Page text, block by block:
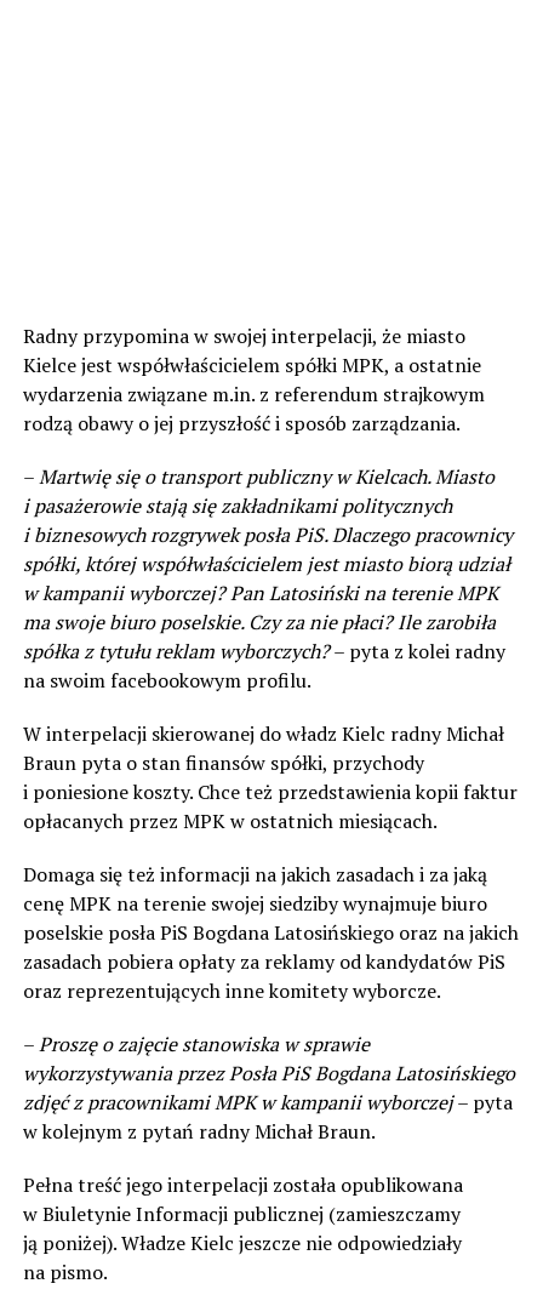
Radny przypomina w swojej interpelacji, że miasto
Kielce jest współwłaścicielem spółki MPK, a ostatnie
wydarzenia związane m.in. z referendum strajkowym
rodzą obawy o jej przyszłość i sposób zarządzania.
–Martwię się o transport publiczny w Kielcach. Miasto
i pasażerowie stają się zakładnikami politycznych
i biznesowych rozgrywek posła PiS. Dlaczego pracownicy
spółki, której współwłaścicielem jest miasto biorą udział
w kampanii wyborczej? Pan Latosiński na terenie MPK
ma swoje biuro poselskie. Czy za nie płaci? Ile zarobiła
spółka z tytułu reklam wyborczych?– pyta z kolei radny
na swoim facebookowym profilu.
W interpelacji skierowanej do władz Kielc radny Michał
Braun pyta o stan finansów spółki, przychody
i poniesione koszty. Chce też przedstawienia kopii faktur
opłacanych przez MPK w ostatnich miesiącach.
Domaga się też informacji na jakich zasadach i za jaką
cenę MPK na terenie swojej siedziby wynajmuje biuro
poselskie posła PiS Bogdana Latosińskiego oraz na jakich
zasadach pobiera opłaty za reklamy od kandydatów PiS
oraz reprezentujących inne komitety wyborcze.
–Proszę o zajęcie stanowiska w sprawie
wykorzystywania przez Posła PiS Bogdana Latosińskiego
zdjęć z pracownikami MPK w kampanii wyborczej– pyta
w kolejnym z pytań radny Michał Braun.
Pełna treść jego interpelacji została opublikowana
w Biuletynie Informacji publicznej (zamieszczamy
ją poniżej). Władze Kielc jeszcze nie odpowiedziały
na pismo.